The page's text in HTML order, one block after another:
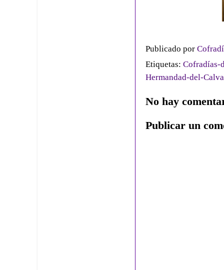
Publicado por
Etiquetas: Cofradías-
Hermandad-del-
No hay
Publicar un